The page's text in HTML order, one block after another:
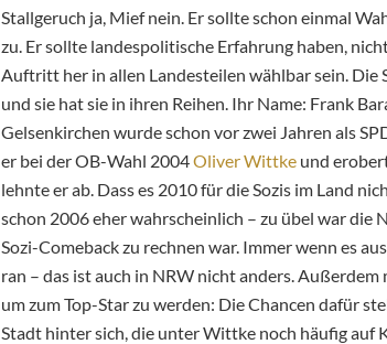
Stallgeruch ja, Mief nein. Er sollte schon einmal
zu. Er sollte landespolitische Erfahrung haben,
Auftritt her in allen Landesteilen wählbar sein. Die
und sie hat sie in ihren Reihen. Ihr Name: Frank
Gelsenkirchen wurde schon vor zwei Jahren als
er bei der OB-Wahl 2004Oliver Wittke und
lehnte er ab. Dass es 2010 für die Sozis im Land
schon 2006 eher wahrscheinlich – zu übel war die
Sozi-Comeback zu rechnen war. Immer wenn es
ran – das ist auch in NRW nicht anders.
um zum Top-Star zu werden: Die Chancen dafür
Stadt hinter sich, die unter Wittke noch häufig auf